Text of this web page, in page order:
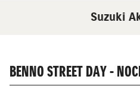
Suzuki
BENNO STREET DAY -